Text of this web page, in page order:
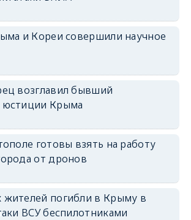
erid: 2SDnjdPjgYS
и Кореи совершили научное
возглавил бывший
юстиции Крыма
готовы взять на работу
от дронов
погибли в Крыму в
ВСУ беспилотниками